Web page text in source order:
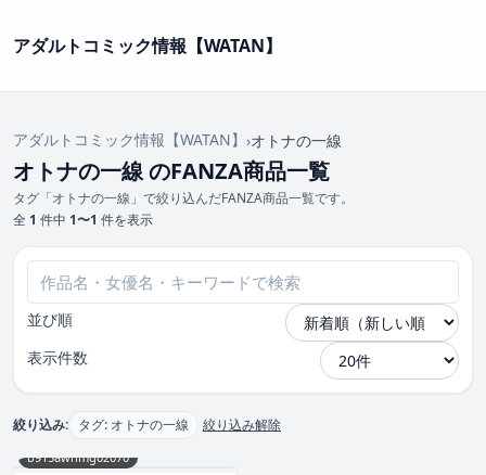
アダルトコミック情報【WATAN】
アダルトコミック情報【WATAN】 ›オトナの一線
オトナの一線 のFANZA商品一覧
タグ「オトナの一線」で絞り込んだFANZA商品一覧です。
全 1 件中 1〜1 件を表示
並び順
表示件数
絞り込み: タグ: オトナの一線 絞り込み解除
b915awnmg02070